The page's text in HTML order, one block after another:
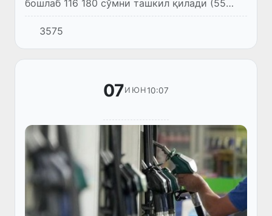
бошлаб 116 180 сўмни ташкил қилади (55
фоизга ошди).
3575
07ИЮН10:07